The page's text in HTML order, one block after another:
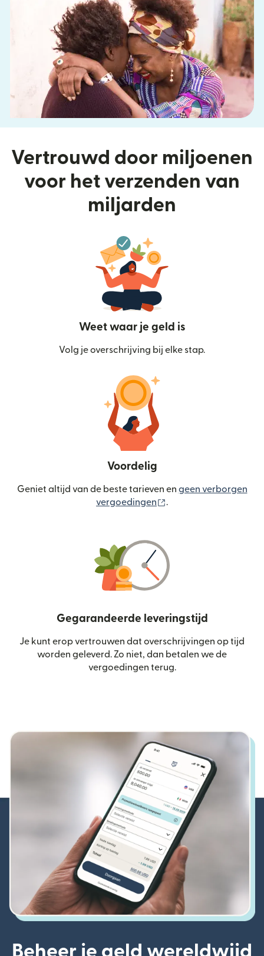
Vertrouwd door miljoenen
voor het verzenden van
miljarden
Weet waar je geld is
Volg je overschrijving bij elke stap.
Voordelig
Geniet altijd van de beste tarieven en geen verborgen
vergoedingen
.
Gegarandeerde leveringstijd
Je kunt erop vertrouwen dat overschrijvingen op tijd
worden geleverd. Zo niet, dan betalen we de
vergoedingen terug.
Beheer je geld wereldwijd